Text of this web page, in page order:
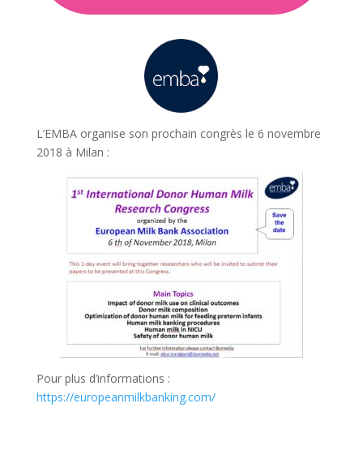
L’EMBA organise son prochain congrès le 6 novembre
2018 à Milan :
Pour plus d’informations :
https://europeanmilkbanking.com/